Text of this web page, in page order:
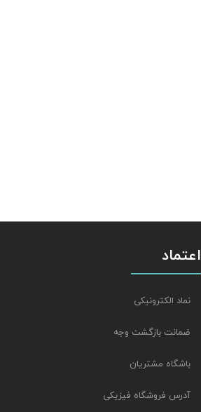
اعتماد
نماد الکترونیکی
ضمانت بازگشت وجه
باشگاه مشتریان
آدرس فروشگاه فیزیکی